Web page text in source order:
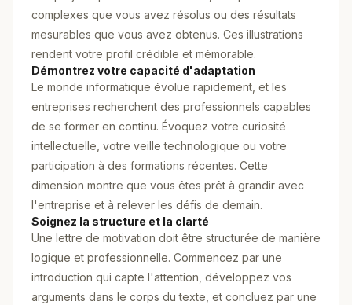
complexes que vous avez résolus ou des résultats
mesurables que vous avez obtenus. Ces illustrations
rendent votre profil crédible et mémorable.
Démontrez votre capacité d'adaptation
Le monde informatique évolue rapidement, et les
entreprises recherchent des professionnels capables
de se former en continu. Évoquez votre curiosité
intellectuelle, votre veille technologique ou votre
participation à des formations récentes. Cette
dimension montre que vous êtes prêt à grandir avec
l'entreprise et à relever les défis de demain.
Soignez la structure et la clarté
Une lettre de motivation doit être structurée de manière
logique et professionnelle. Commencez par une
introduction qui capte l'attention, développez vos
arguments dans le corps du texte, et concluez par une